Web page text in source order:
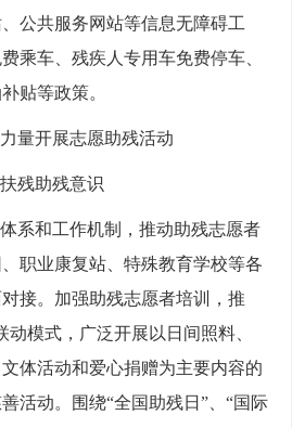
公共服务网站等信息无障碍工
乘车、残疾人专用车免费停车、
贴等政策。
量开展志愿助残活动
残助残意识
系和工作机制，推动助残志愿者
职业康复站、特殊教育学校等各
接。加强助残志愿者培训，推
动模式，广泛开展以日间照料、
体活动和爱心捐赠为主要内容的
活动。围绕“全国助残日”、“国际